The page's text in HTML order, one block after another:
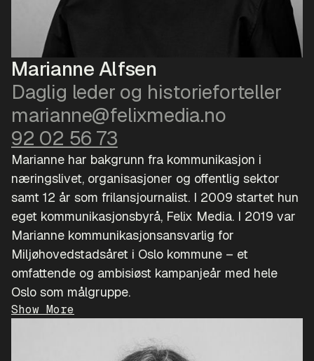
Marianne Alfsen
Daglig leder og historieforteller
marianne@felixmedia.no
92 02 56 73
Marianne har bakgrunn fra kommunikasjon i
næringslivet, organisasjoner og offentlig sektor
samt 12 år som frilansjournalist. I 2009 startet hun
eget kommunikasjonsbyrå, Felix Media. I 2019 var
Marianne kommunikasjonsansvarlig for
Miljøhovedstadsåret i Oslo kommune – et
omfattende og ambisiøst kampanjeår med hele
Oslo som målgruppe.
Show More